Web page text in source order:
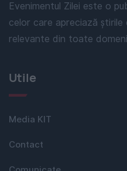
Evenimentul Zilei este o
celor care apreciază
relevante din toate
Utile
Media KIT
Contact